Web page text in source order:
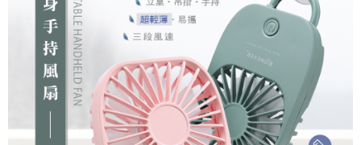
是否繳費成功／繳費後需取消欲退款等相關疑問，請聯繫「AFTEE先享後付
客戶支援中心」
https://netprotections.freshdesk.com/support/home
【注意事項】
１．透過由恩沛科技股份有限公司提供之「AFTEE先享後付」服務完成之交
易，需依本服務之必要範圍內提供個人資料，並將交易相關給付款項請求債
權轉讓予恩沛科技股份有限公司。
２．關於個人資料處理事宜，請瀏覽以下網址：
https://aftee.tw/terms/#terms3
３．未成年的使用者請事先徵得法定代理人或監護人之同意方可使用
每筆NT$60，滿NT$599(含以上)免運費
每筆NT$120，滿NT$899(含以上)免運費